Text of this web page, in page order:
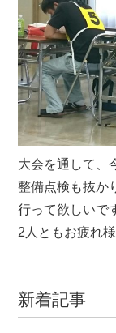
大会を通して、
整備点検も抜か
行って欲しいで
2人ともお疲れ様
新着記事